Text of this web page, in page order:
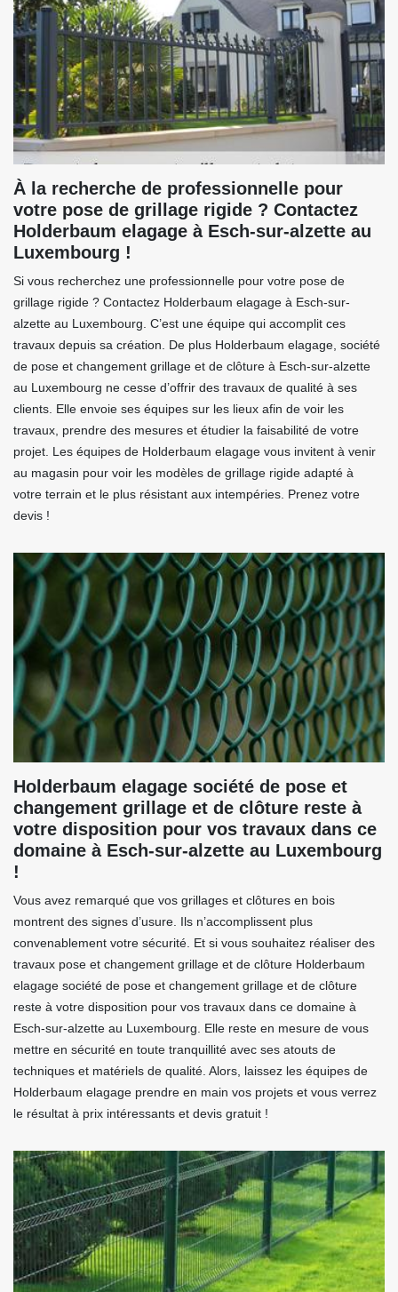
À la recherche de professionnelle pour
votre pose de grillage rigide ? Contactez
Holderbaum elagage à Esch-sur-alzette au
Luxembourg !
Si vous recherchez une professionnelle pour votre pose de
grillage rigide ? Contactez Holderbaum elagage à Esch-sur-
alzette au Luxembourg. C’est une équipe qui accomplit ces
travaux depuis sa création. De plus Holderbaum elagage, société
de pose et changement grillage et de clôture à Esch-sur-alzette
au Luxembourg ne cesse d’offrir des travaux de qualité à ses
clients. Elle envoie ses équipes sur les lieux afin de voir les
travaux, prendre des mesures et étudier la faisabilité de votre
projet. Les équipes de Holderbaum elagage vous invitent à venir
au magasin pour voir les modèles de grillage rigide adapté à
votre terrain et le plus résistant aux intempéries. Prenez votre
devis !
Holderbaum elagage société de pose et
changement grillage et de clôture reste à
votre disposition pour vos travaux dans ce
domaine à Esch-sur-alzette au Luxembourg
!
Vous avez remarqué que vos grillages et clôtures en bois
montrent des signes d’usure. Ils n’accomplissent plus
convenablement votre sécurité. Et si vous souhaitez réaliser des
travaux pose et changement grillage et de clôture Holderbaum
elagage société de pose et changement grillage et de clôture
reste à votre disposition pour vos travaux dans ce domaine à
Esch-sur-alzette au Luxembourg. Elle reste en mesure de vous
mettre en sécurité en toute tranquillité avec ses atouts de
techniques et matériels de qualité. Alors, laissez les équipes de
Holderbaum elagage prendre en main vos projets et vous verrez
le résultat à prix intéressants et devis gratuit !